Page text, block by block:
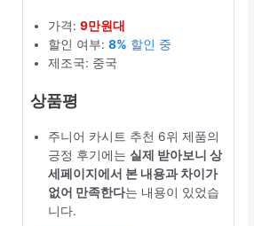
가격:9만원대
할인 여부:8% 할인 중
제조국: 중국
상품평
주니어 카시트 추천 6위 제품의
긍정 후기에는 실제 받아보니 상
세페이지에서 본 내용과 차이가
없어 만족한다는 내용이 있었습
니다.